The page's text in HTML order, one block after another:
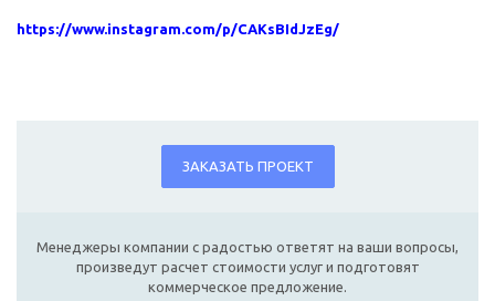
https://www.instagram.com/p/CAKsBIdJzEg/
ЗАКАЗАТЬ ПРОЕКТ
Менеджеры компании с радостью ответят на ваши вопросы,
произведут расчет стоимости услуг и подготовят
коммерческое предложение.